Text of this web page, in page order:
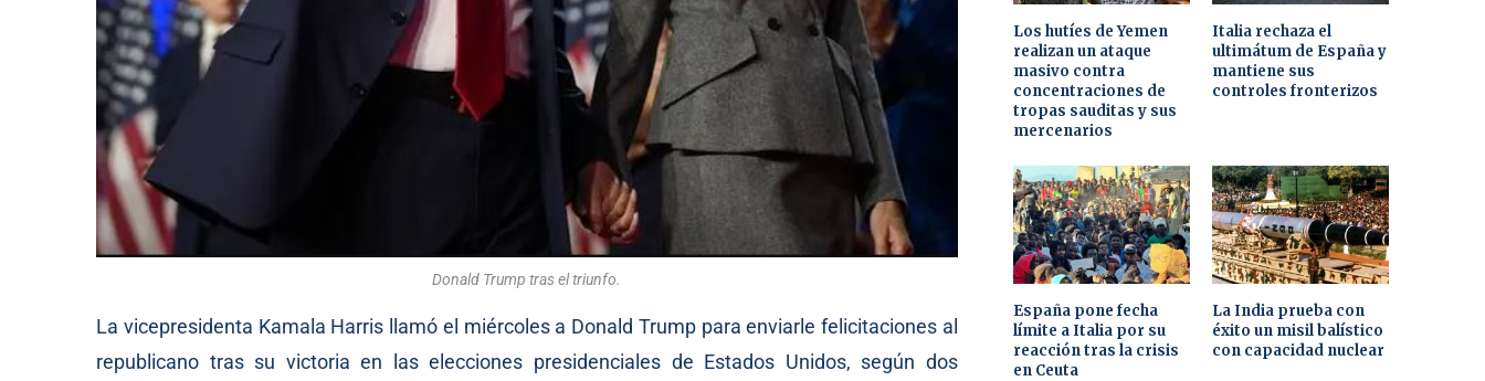
Donald Trump tras el triunfo.
La vicepresidenta Kamala Harris llamó el miércoles a Donald Trump para enviarle felicitaciones al
republicano tras su victoria en las elecciones presidenciales de Estados Unidos, según dos
Los hutíes de Yemen
realizan un ataque
masivo contra
concentraciones de
tropas sauditas y sus
mercenarios
Italia rechaza el
ultimátum de España y
mantiene sus
controles fronterizos
España pone fecha
límite a Italia por su
reacción tras la crisis
en Ceuta
La India prueba con
éxito un misil balístico
con capacidad nuclear